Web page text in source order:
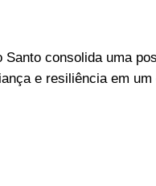
consolida uma
e resiliência em